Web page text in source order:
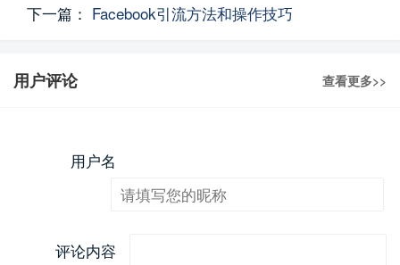
下一篇： Facebook引流方法和操作技巧
用户评论 查看更多>>
用户名
评论内容